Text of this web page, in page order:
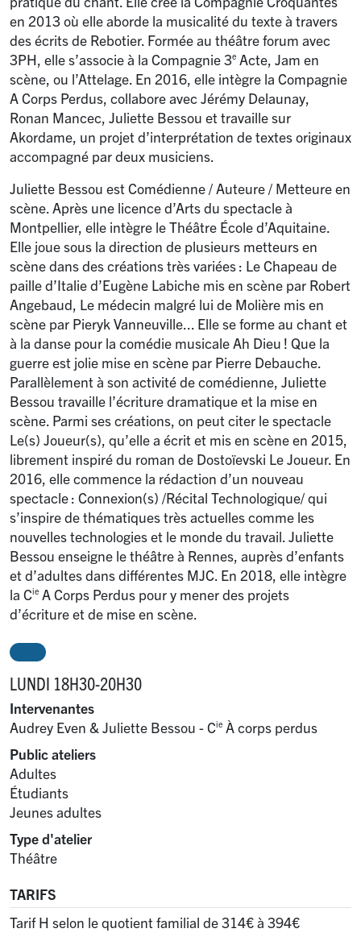
en 2013 où elle aborde la musicalité du texte à travers
des écrits de Rebotier. Formée au théâtre forum avec
3PH, elle s’associe à la Compagnie 3e Acte, Jam en
scène, ou l’Attelage. En 2016, elle intègre la Compagnie
A Corps Perdus, collabore avec Jérémy Delaunay,
Ronan Mancec, Juliette Bessou et travaille sur
Akordame, un projet d’interprétation de textes originaux
accompagné par deux musiciens.
Juliette Bessou est Comédienne / Auteure / Metteure en
scène. Après une licence d’Arts du spectacle à
Montpellier, elle intègre le Théâtre École d’Aquitaine.
Elle joue sous la direction de plusieurs metteurs en
scène dans des créations très variées : Le Chapeau de
paille d’Italie d’Eugène Labiche mis en scène par Robert
Angebaud, Le médecin malgré lui de Molière mis en
scène par Pieryk Vanneuville... Elle se forme au chant et
à la danse pour la comédie musicale Ah Dieu ! Que la
guerre est jolie mise en scène par Pierre Debauche.
Parallèlement à son activité de comédienne, Juliette
Bessou travaille l’écriture dramatique et la mise en
scène. Parmi ses créations, on peut citer le spectacle
Le(s) Joueur(s), qu’elle a écrit et mis en scène en 2015,
librement inspiré du roman de Dostoïevski Le Joueur. En
2016, elle commence la rédaction d’un nouveau
spectacle : Connexion(s) /Récital Technologique/ qui
s’inspire de thématiques très actuelles comme les
nouvelles technologies et le monde du travail. Juliette
Bessou enseigne le théâtre à Rennes, auprès d’enfants
et d’adultes dans différentes MJC. En 2018, elle intègre
la Cie A Corps Perdus pour y mener des projets
d’écriture et de mise en scène.
LUNDI 18H30-20H30
Intervenantes
Audrey Even & Juliette Bessou - Cie À corps perdus
Public ateliers
Adultes
Étudiants
Jeunes adultes
Type d'atelier
Théâtre
TARIFS
Tarif H selon le quotient familial de 314€ à 394€